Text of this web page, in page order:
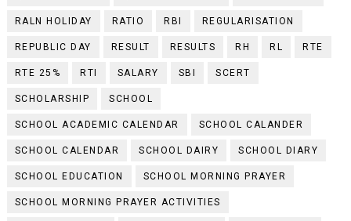
RALN HOLIDAY RATIO RBI REGULARISATION
REPUBLIC DAY RESULT RESULTS RH RL RTE
RTE 25% RTI SALARY SBI SCERT
SCHOLARSHIP SCHOOL
SCHOOL ACADEMIC CALENDAR SCHOOL CALANDER
SCHOOL CALENDAR SCHOOL DAIRY SCHOOL DIARY
SCHOOL EDUCATION SCHOOL MORNING PRAYER
SCHOOL MORNING PRAYER ACTIVITIES